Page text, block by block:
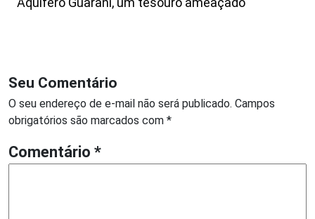
Seu Comentário
O seu endereço de e-mail não será publicado. Campos
obrigatórios são marcados com *
Comentário *